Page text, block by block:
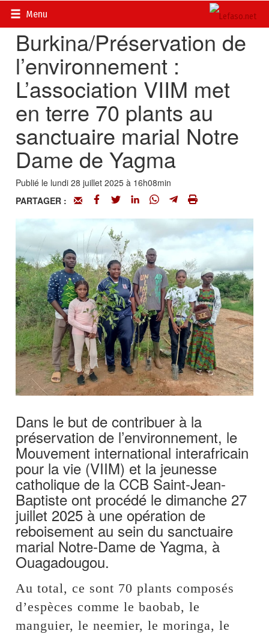
Menu
Accueil>
Burkina/Préservation de
l’environnement :
L’association VIIM met
en terre 70 plants au
sanctuaire marial Notre
Dame de Yagma
Publié le lundi 28 juillet 2025 à 16h08min
PARTAGER :
Dans le but de contribuer à la
préservation de l’environnement, le
Mouvement international interafricain
pour la vie (VIIM) et la jeunesse
catholique de la CCB Saint-Jean-
Baptiste ont procédé le dimanche 27
juillet 2025 à une opération de
reboisement au sein du sanctuaire
marial Notre-Dame de Yagma, à
Ouagadougou.
Au total, ce sont 70 plants composés
d’espèces comme le baobab, le
manguier, le neemier, le moringa, le